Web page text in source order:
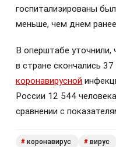
госпитализированы
меньше, чем днем
В оперштабе уточнили,
в стране скончались
коронавирусной
России 12 544
сравнении с
# коронавирус # вирус